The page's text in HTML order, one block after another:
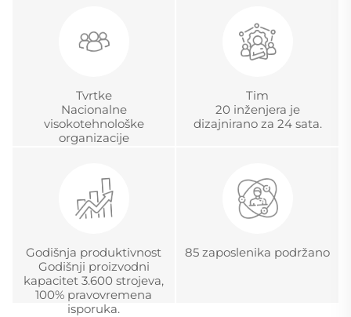
Tvrtke
Nacionalne
visokotehnološke
organizacije
Tim
20 inženjera je
dizajnirano za 24 sata.
Godišnja produktivnost
Godišnji proizvodni
kapacitet 3.600 strojeva,
100% pravovremena
isporuka.
85 zaposlenika podržano